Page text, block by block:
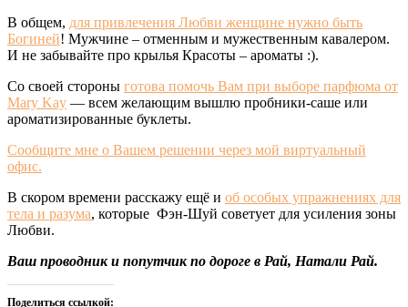
В общем, для привлечения Любви женщине нужно быть
Богиней! Мужчине – отменным и мужественным кавалером.
И не забывайте про крылья Красоты – ароматы :).
Со своей стороны готова помочь Вам при выборе парфюма от
Mary Kay — всем желающим вышлю пробники-саше или
ароматизированные буклеты.
Сообщите мне о Вашем решении через мой виртуальный
офис.
В скором времени расскажу ещё и об особых упражнениях для
тела и разума, которые Фэн-Шуй советует для усиления зоны
Любви.
Ваш проводник и попутчик по дороге в Рай, Натали Рай.
Поделиться ссылкой: